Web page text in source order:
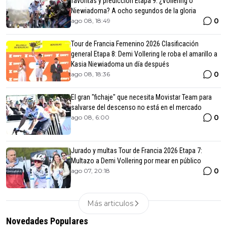
Niewiadoma? A ocho segundos de la gloria
ago 08, 18:49 0
Tour de Francia Femenino 2026 Clasificación
general Etapa 8: Demi Vollering le roba el amarillo a
Kasia Niewiadoma un día después
ago 08, 18:36 0
El gran "fichaje" que necesita Movistar Team para
salvarse del descenso no está en el mercado
ago 08, 6:00 0
Jurado y multas Tour de Francia 2026 Etapa 7:
Multazo a Demi Vollering por mear en público
ago 07, 20:18 0
Más articulos
Novedades Populares